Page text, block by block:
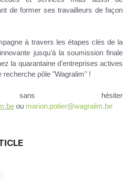
de former ses travailleurs de façon
à travers les étapes clés de la
jusqu’à la soumission finale
la quarantaine d'entreprises actives
recherche pôle "Wagralim" !
sans hésiter
ou marion.potier@wagralim.be